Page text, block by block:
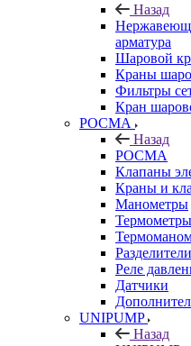
Назад
арматура
Шаровой
Краны
Фильтры
Кран
РОСМА
Назад
РОСМА
Клапаны
Краны и
Манометры
Термометры
Реле
Датчики
UNIPUMP
Назад